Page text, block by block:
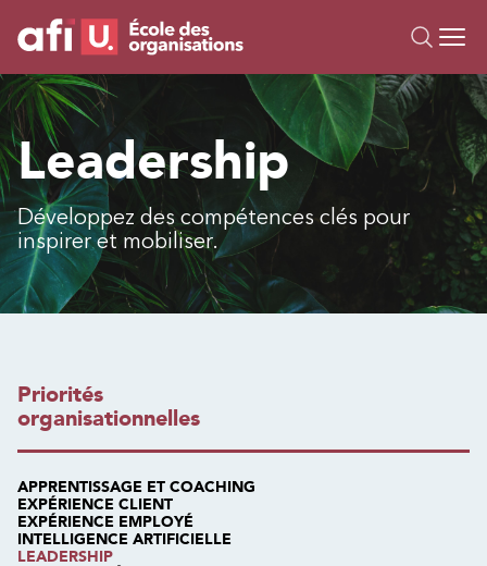
Formations
Campus IA
Sur mesure
À propos
Ressources
Leadership
Développez des compétences clés pour
inspirer et mobiliser.
Priorités
organisationnelles
APPRENTISSAGE ET COACHING
EXPÉRIENCE CLIENT
EXPÉRIENCE EMPLOYÉ
INTELLIGENCE ARTIFICIELLE
LEADERSHIP